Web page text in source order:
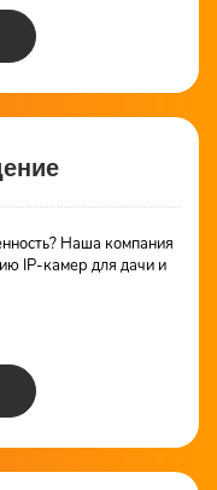
Наша компания
IP-камер для дачи и